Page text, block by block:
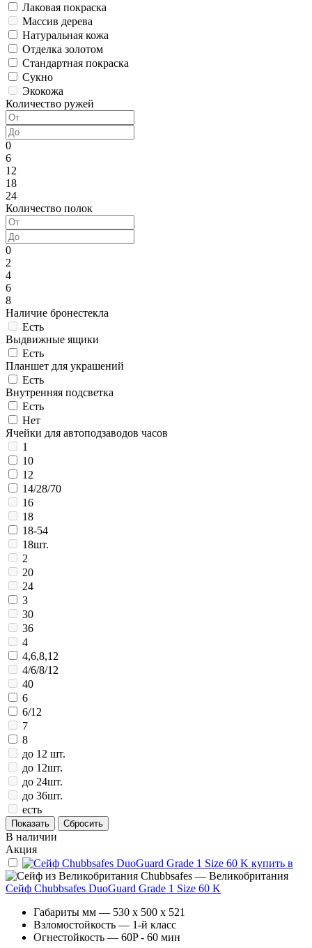
Лаковая покраска
Массив дерева
Натуральная кожа
Отделка золотом
Стандартная покраска
Сукно
Экокожа
Количество ружей
0
6
12
18
24
Количество полок
0
2
4
6
8
Наличие бронестекла
Есть
Выдвижные ящики
Есть
Планшет для украшений
Есть
Внутренняя подсветка
Есть
Нет
Ячейки для автоподзаводов часов
1
10
12
14/28/70
16
18
18-54
18шт.
2
20
24
3
30
36
4
4,6,8,12
4/6/8/12
40
6
6/12
7
8
до 12 шт.
до 12шт.
до 24шт.
до 36шт.
есть
В наличии
Акция
Chubbsafes — Великобритания
Сейф Chubbsafes DuoGuard Grade 1 Size 60 K
Габариты мм — 530 x 500 x 521
Взломостойкость — 1-й класс
Огнестойкость — 60P - 60 мин